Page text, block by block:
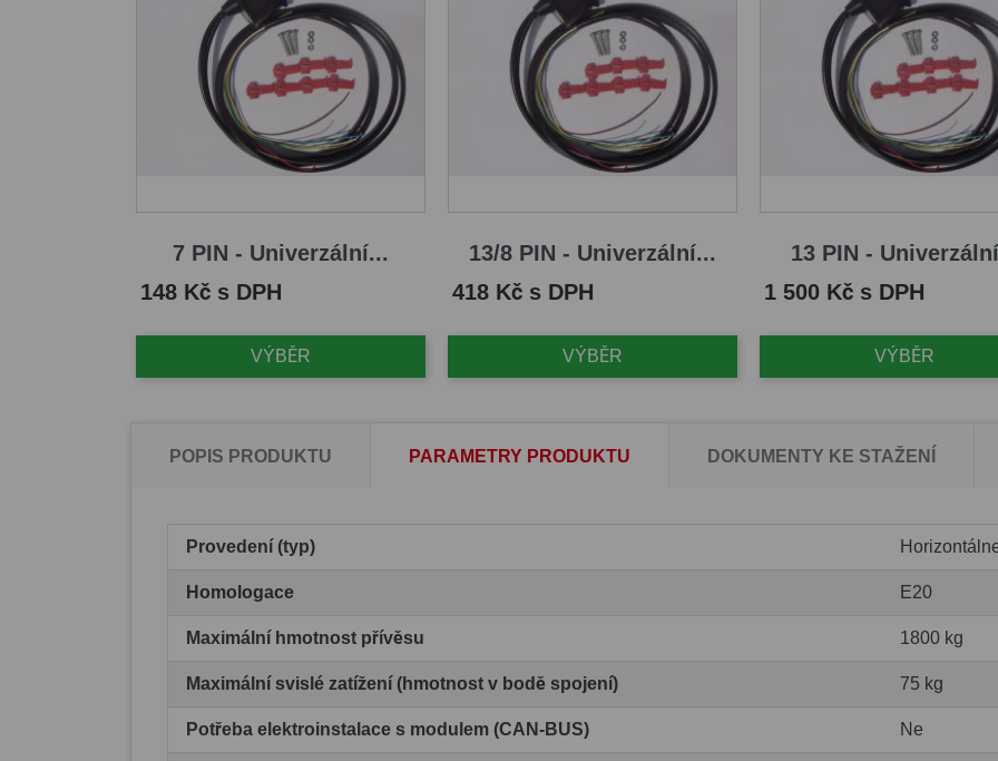
7 PIN - Univerzální...
Cena
148 Kč s DPH
VÝBĚR
13/8 PIN - Univerzální...
Cena
418 Kč s DPH
VÝBĚR
13 PIN -
Cena
1 500 Kč s DPH
VÝBĚR
POPIS PRODUKTU PARAMETRY PRODUKTU DOKUMENTY KE STAŽENÍ
Provedení (typ)
Homologace E20
Maximální hmotnost přívěsu 1800 kg
Maximální svislé zatížení (hmotnost v bodě spojení) 75 kg
Potřeba elektroinstalace s modulem (CAN-BUS) Ne